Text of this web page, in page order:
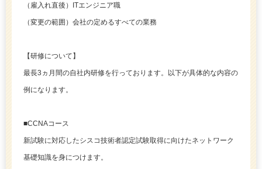
（雇入れ直後）ITエンジニア職
（変更の範囲）会社の定めるすべての業務
【研修について】
最長3ヵ月間の自社内研修を行っております。以下が具体的な内容の
例になります。
■CCNAコース
新試験に対応したシスコ技術者認定試験取得に向けたネットワーク
基礎知識を身につけます。